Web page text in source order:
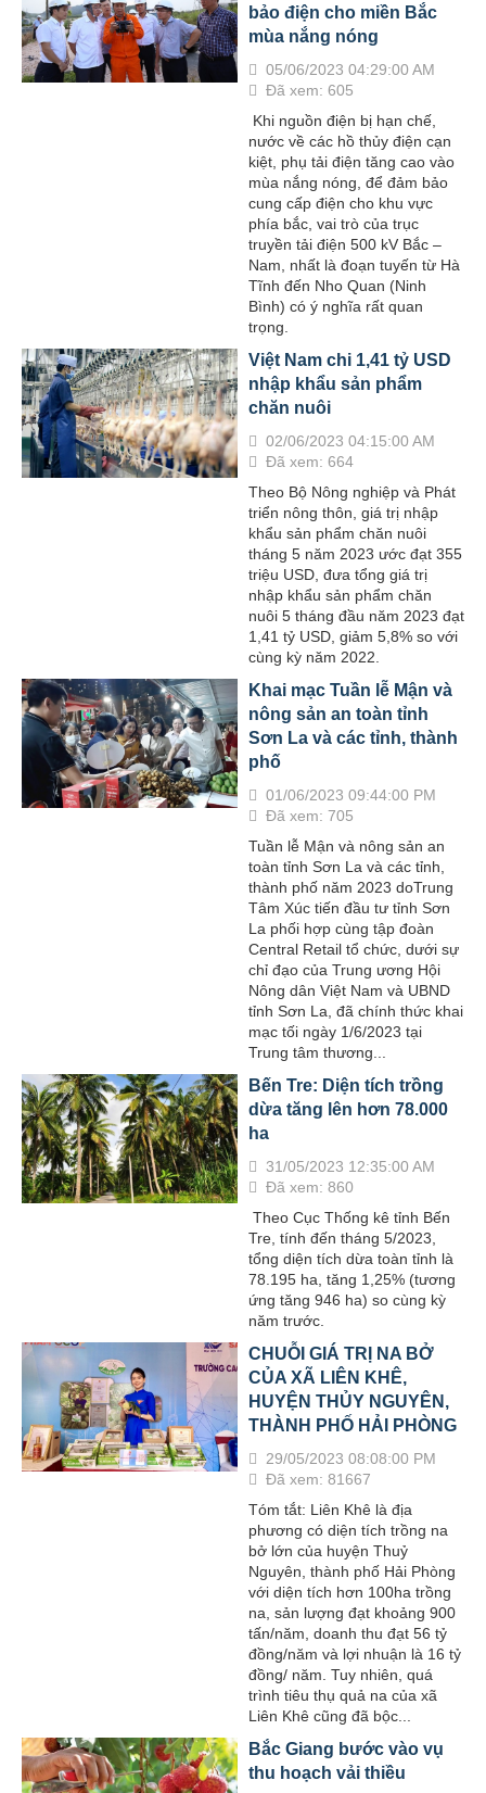
bảo điện cho miền Bắc
mùa nắng nóng
05/06/2023 04:29:00 AM
Đã xem: 605
Khi nguồn điện bị hạn chế,
nước về các hồ thủy điện cạn
kiệt, phụ tải điện tăng cao vào
mùa nắng nóng, để đảm bảo
cung cấp điện cho khu vực
phía bắc, vai trò của trục
truyền tải điện 500 kV Bắc –
Nam, nhất là đoạn tuyến từ Hà
Tĩnh đến Nho Quan (Ninh
Bình) có ý nghĩa rất quan
trọng.
Việt Nam chi 1,41 tỷ USD
nhập khẩu sản phẩm
chăn nuôi
02/06/2023 04:15:00 AM
Đã xem: 664
Theo Bộ Nông nghiệp và Phát
triển nông thôn, giá trị nhập
khẩu sản phẩm chăn nuôi
tháng 5 năm 2023 ước đạt 355
triệu USD, đưa tổng giá trị
nhập khẩu sản phẩm chăn
nuôi 5 tháng đầu năm 2023 đạt
1,41 tỷ USD, giảm 5,8% so với
cùng kỳ năm 2022.
Khai mạc Tuần lễ Mận và
nông sản an toàn tỉnh
Sơn La và các tỉnh, thành
phố
01/06/2023 09:44:00 PM
Đã xem: 705
Tuần lễ Mận và nông sản an
toàn tỉnh Sơn La và các tỉnh,
thành phố năm 2023 do​Trung
Tâm Xúc tiến đầu tư tỉnh Sơn
La phối hợp cùng tập đoàn
Central Retail tổ chức, dưới sự
chỉ đạo của Trung ương Hội
Nông dân Việt Nam và UBND
tỉnh Sơn La, đã chính thức khai
mạc tối ngày 1/6/2023 tại
Trung tâm thương...
Bến Tre: Diện tích trồng
dừa tăng lên hơn 78.000
ha
31/05/2023 12:35:00 AM
Đã xem: 860
Theo Cục Thống kê tỉnh Bến
Tre, tính đến tháng 5/2023,
tổng diện tích dừa toàn tỉnh là
78.195 ha, tăng 1,25% (tương
ứng tăng 946 ha) so cùng kỳ
năm trước.
CHUỖI GIÁ TRỊ NA BỞ
CỦA XÃ LIÊN KHÊ,
HUYỆN THỦY NGUYÊN,
THÀNH PHỐ HẢI PHÒNG
29/05/2023 08:08:00 PM
Đã xem: 81667
Tóm tắt: Liên Khê là địa
phương có diện tích trồng na
bở lớn của huyện Thuỷ
Nguyên, thành phố Hải Phòng
với diện tích hơn 100ha trồng
na, sản lượng đạt khoảng 900
tấn/năm, doanh thu đạt 56 tỷ
đồng/năm và lợi nhuận là 16 tỷ
đồng/ năm. Tuy nhiên, quá
trình tiêu thụ quả na của xã
Liên Khê cũng đã bộc...
Bắc Giang bước vào vụ
thu hoạch vải thiều